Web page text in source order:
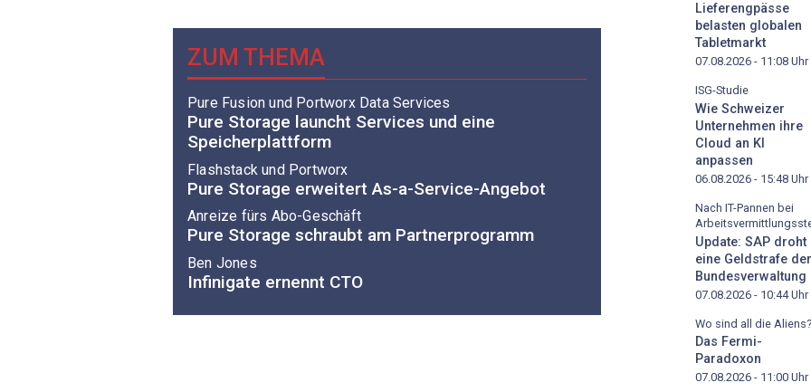
ZUM THEMA
Pure Fusion und Portworx Data Services
Pure Storage launcht Services und eine
Speicherplattform
Flashstack und Portworx
Pure Storage erweitert As-a-Service-Angebot
Anreize fürs Abo-Geschäft
Pure Storage schraubt am Partnerprogramm
Ben Jones
Infinigate ernennt CTO
Lieferengpässe
belasten globalen
Tabletmarkt
07.08.2026 - 11:08 Uhr
ISG-Studie
Wie Schweizer
Unternehmen ihre
Cloud an KI
anpassen
06.08.2026 - 15:48 Uhr
Nach IT-Pannen bei
Update: SAP droht
eine Geldstrafe der
Bundesverwaltung
07.08.2026 - 10:44Uhr
Wo sind all die Aliens?
Das Fermi-
Paradoxon
07.08.2026 - 11:00 Uhr